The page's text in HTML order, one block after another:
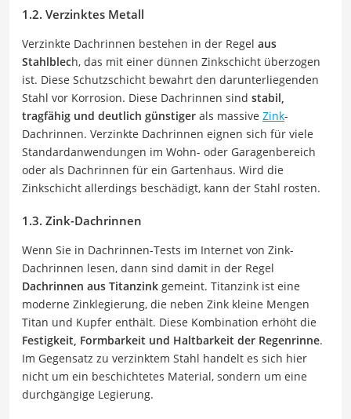
1.2. Verzinktes Metall
Verzinkte Dachrinnen bestehen in der Regel aus
Stahlblech, das mit einer dünnen Zinkschicht überzogen
ist. Diese Schutzschicht bewahrt den darunterliegenden
Stahl vor Korrosion. Diese Dachrinnen sind stabil,
tragfähig und deutlich günstiger als massive Zink-
Dachrinnen. Verzinkte Dachrinnen eignen sich für viele
Standardanwendungen im Wohn- oder Garagenbereich
oder als Dachrinnen für ein Gartenhaus. Wird die
Zinkschicht allerdings beschädigt, kann der Stahl rosten.
1.3. Zink-Dachrinnen
Wenn Sie in Dachrinnen-Tests im Internet von Zink-
Dachrinnen lesen, dann sind damit in der Regel
Dachrinnen aus Titanzink gemeint. Titanzink ist eine
moderne Zinklegierung, die neben Zink kleine Mengen
Titan und Kupfer enthält. Diese Kombination erhöht die
Festigkeit, Formbarkeit und Haltbarkeit der Regenrinne.
Im Gegensatz zu verzinktem Stahl handelt es sich hier
nicht um ein beschichtetes Material, sondern um eine
durchgängige Legierung.